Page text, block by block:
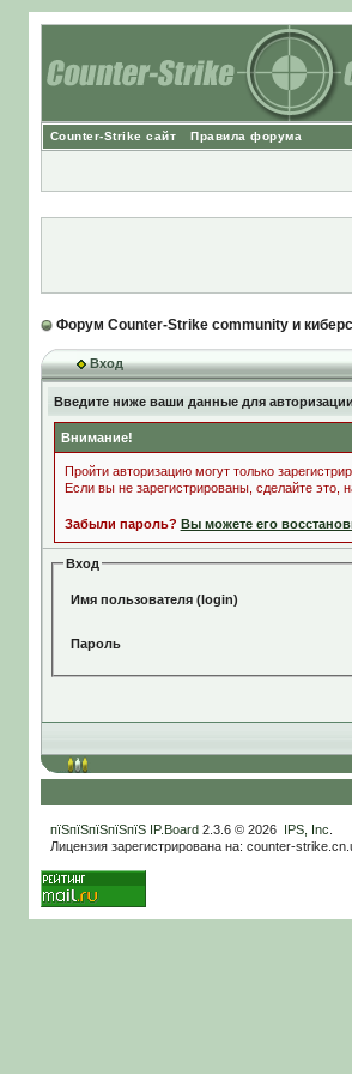
Counter-Strike сайт Правила форума
Форум Counter-Strike community и
Вход
Введите ниже ваши данные для авторизации
Внимание!
Пройти авторизацию могут только
Если вы не зарегистрированы, сделайте это,
Забыли пароль? Вы можете его
Вход
Имя пользователя (login)
Пароль
пїЅпїЅпїЅпїЅпїЅ IP.Board2.3.6 © 2026 IPS, Inc
Лицензия зарегистрирована на: counter-